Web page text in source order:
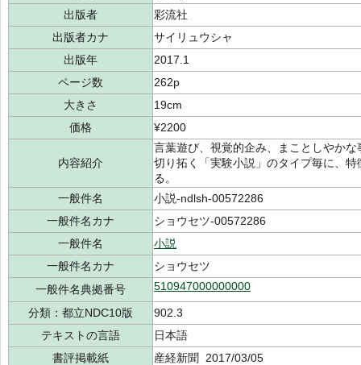
出版者
彩流社
出版者カナ
サイリュウシャ
出版年
2017.1
ページ数
262p
大きさ
19cm
価格
¥2200
内容紹介
言葉遊び、視覚的企み、まことしやか
切り拓く「実験小説」のタイプ毎に、
る。
一般件名
小説-ndlsh-00572286
一般件名カナ
ショウセツ-00572286
一般件名
小説
一般件名カナ
ショウセツ
一般件名典拠番号
510947000000000
分類：都立NDC10版
902.3
テキストの言語
日本語
書評掲載紙
産経新聞 2017/03/05